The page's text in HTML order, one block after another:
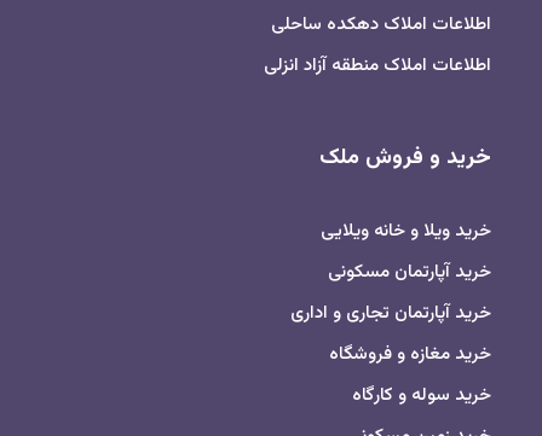
اطلاعات املاک دهکده ساحلی
اطلاعات املاک منطقه آزاد انزلی
خرید و فروش ملک
خرید ویلا و خانه ویلایی
خرید آپارتمان مسکونی
خرید آپارتمان تجاری و اداری
خرید مغازه و فروشگاه
خرید سوله و کارگاه